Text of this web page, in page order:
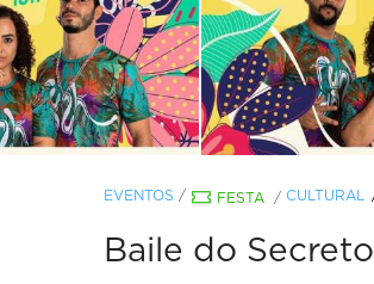
EVENTOS / FESTA / CULTURAL
Baile do Secreto